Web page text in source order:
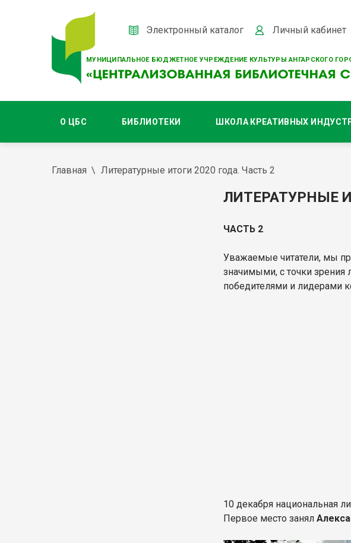
МУНИЦИПАЛЬНОЕ БЮДЖЕТНОЕ УЧРЕЖДЕНИЕ КУЛЬТУРЫ АНГАРСКОГО
Электронный каталог Личный кабинет
О ЦБС БИБЛИОТЕКИ ШКОЛА КРЕАТИВНЫХ
Главная Литературные итоги 2020 года. Часть 2
ЛИТЕРАТУРНЫЕ
ЧАСТЬ 2
Уважаемые читатели, мы
значимыми, с точки зрения
победителями и лидерами
10 декабря национальная
Первое место занял